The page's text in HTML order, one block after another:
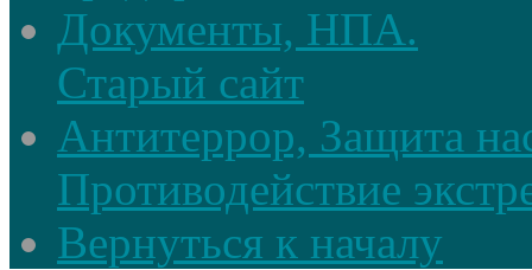
Документы, НПА.
Старый сайт
Антитеррор, Защита
Противодействие
Вернуться к началу